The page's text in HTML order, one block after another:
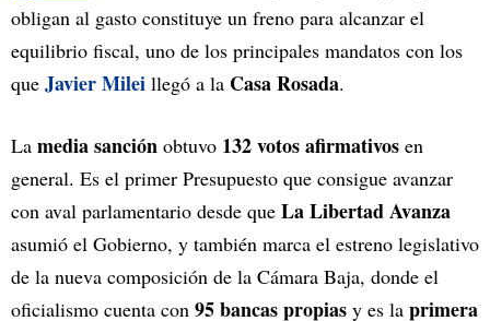
obligan al gasto constituye un freno para alcanzar el
equilibrio fiscal, uno de los principales mandatos con los
que Javier Milei llegó a la Casa Rosada.
La media sanción obtuvo 132 votos afirmativos en
general. Es el primer Presupuesto que consigue avanzar
con aval parlamentario desde que La Libertad Avanza
asumió el Gobierno, y también marca el estreno legislativo
de la nueva composición de la Cámara Baja, donde el
oficialismo cuenta con 95 bancas propias y es la primera